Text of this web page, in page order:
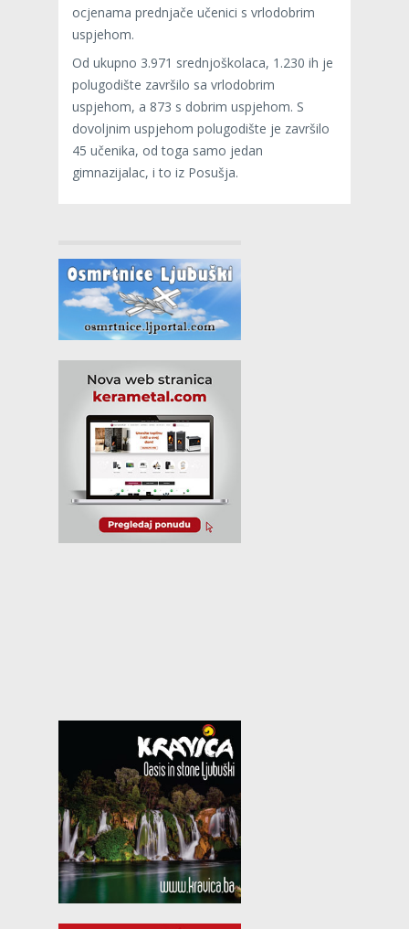
ocjenama prednjače učenici s vrlodobrim
uspjehom.
Od ukupno 3.971 srednjoškolaca, 1.230 ih je
polugodište završilo sa vrlodobrim
uspjehom, a 873 s dobrim uspjehom. S
dovoljnim uspjehom polugodište je završilo
45 učenika, od toga samo jedan
gimnazijalac, i to iz Posušja.